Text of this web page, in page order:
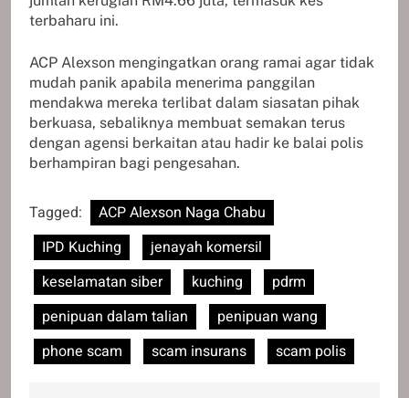
terbaharu ini.
ACP Alexson mengingatkan orang ramai agar tidak
mudah panik apabila menerima panggilan
mendakwa mereka terlibat dalam siasatan pihak
berkuasa, sebaliknya membuat semakan terus
dengan agensi berkaitan atau hadir ke balai polis
berhampiran bagi pengesahan.
Tagged:
ACP Alexson Naga Chabu
IPD Kuching
jenayah komersil
keselamatan siber
kuching
pdrm
penipuan dalam talian
penipuan wang
phone scam
scam insurans scam polis